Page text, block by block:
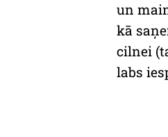
un
kā
cilnei
labs